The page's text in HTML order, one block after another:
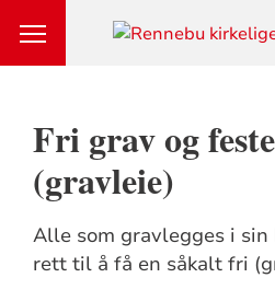
Fri grav og
(gravleie)
Alle som gravlegges i sin
rett til å få en såkalt fri